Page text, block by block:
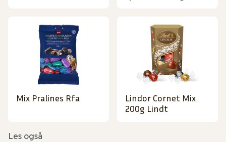
Mix Pralines Rfa
Lindor Cornet Mix
200g Lindt
Les også